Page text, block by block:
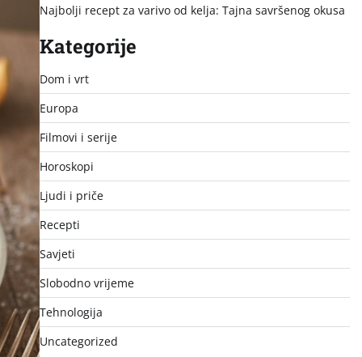
Najbolji recept za varivo od kelja: Tajna savršenog okusa
Kategorije
Dom i vrt
Europa
Filmovi i serije
Horoskopi
Ljudi i priče
Recepti
Savjeti
Slobodno vrijeme
Tehnologija
Uncategorized